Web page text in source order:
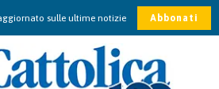
sulle ultime notizie Abbonati